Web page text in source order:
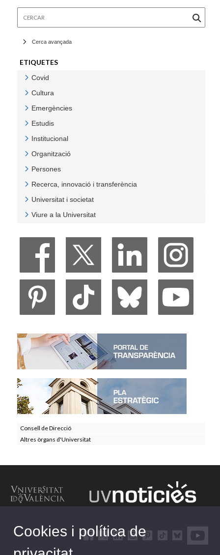
Cerca avançada
ETIQUETES
Covid
Cultura
Emergències
Estudis
Institucional
Organització
Persones
Recerca, innovació i transferència
Universitat i societat
Viure a la Universitat
Consell de Direcció
Altres òrgans d'Universitat
Cookies i política de